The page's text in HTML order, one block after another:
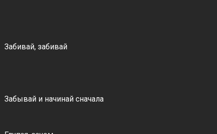
Забивай, забивай
Забывай и начинай сначала